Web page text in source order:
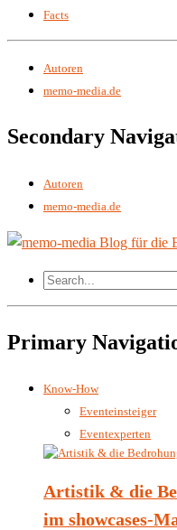
Facts
Autoren
memo-media.de
Secondary
Autoren
memo-media.de
Primary
Know-How
Eventeinsteiger
Eventexperten
Artistik & die
im showcases-